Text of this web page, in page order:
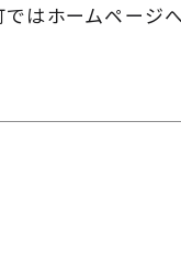
はホームページ